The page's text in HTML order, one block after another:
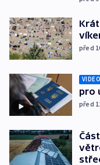
před
VIDEO
pro
před